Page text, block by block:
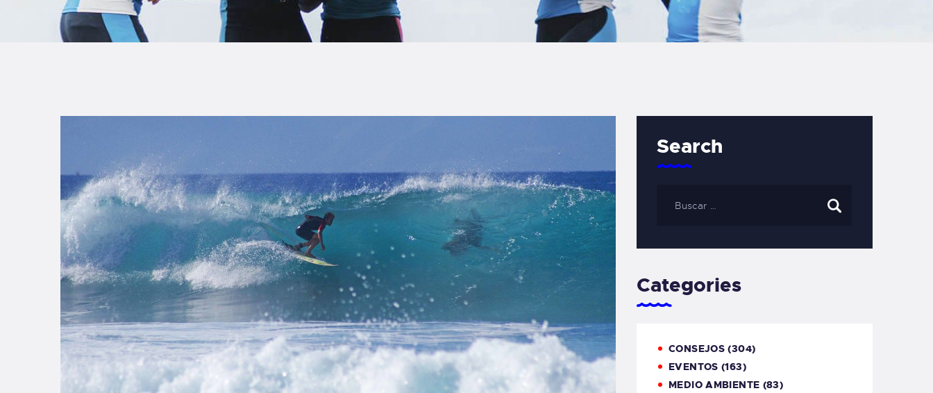
BLOG
TIENDA FAMILY
SURFERS
WEBCAM SALINAS
PEDIDOS
Search
Categories
CONSEJOS (304)
EVENTOS (163)
MEDIO AMBIENTE (83)